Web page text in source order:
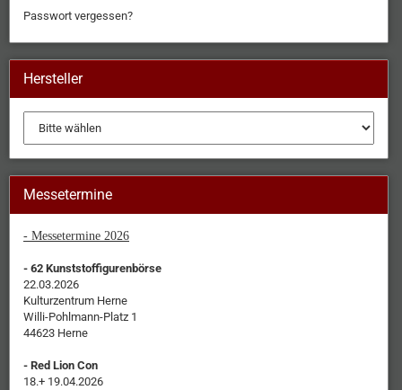
Passwort vergessen?
Hersteller
Messetermine
- Messetermine 2026
- 62 Kunststoffigurenbörse
22.03.2026
Kulturzentrum Herne
Willi-Pohlmann-Platz 1
44623 Herne
- Red Lion Con
18.+ 19.04.2026